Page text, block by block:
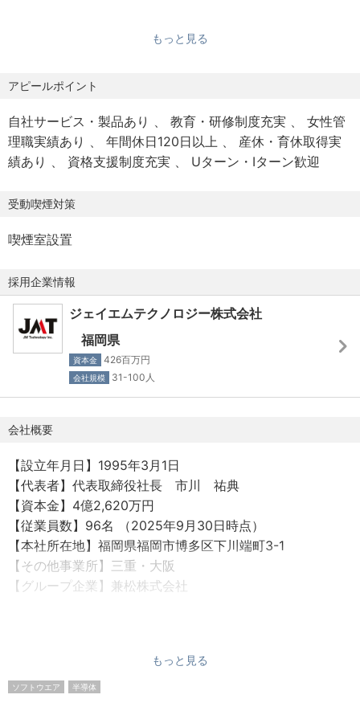
で様々です。色々な現場を経験し、幅広い知識を習得でき
②常駐型（じっくり深耕重視）：
特定のお客様先に一定期間常駐するスタイル。
お客様と深い信頼関係を築きながら、腰を据えてトラブル
対応やメンテナンスに従事できます。
20代～50代まで幅広い層の社員が働いています。
5年、10年と長く在籍している方もたくさんいます。
◎前職給与・ご経験を最大限考慮：即戦力としてのご活躍
を期待しており、これまでのキャリアを正当に評価し、年
収面でのすり合わせをしっかりと行います。
◎スピーディなキャリアアップ：マネジメントへの挑戦を
歓迎します。入社数年以内でチームリーダーやアシスタン
活かし、最先端の半導体製造プロセスに深く関わることが
-------入社後は--------
これまでのご経験を最大限に尊重いたします。入社後の研
修（会社規定やシステム等）を経た後、お持ちのスキルレ
ベルに合わせて、即戦力としてプロジェクトに参画してい
ただきます。現場の状況を把握いただいた後は、ご自身の
裁量で業務の段取りを組み、早期にコアメンバーとしてご
ージャーへの抜擢事例あり。
※試用期間3カ月 （同条件）
【給与】
※経験・スキル・年齢を考慮し、当社規程により優遇しま
※3カ月間の試用期間あり。期間中の待遇に変更はありませ
※プラスして支払われる手当・インセンティブや年間の成績
されます。その額は数十万円になることも。モチベーショ
ンアップにつながっています。
【待遇・福利厚生】
■昇給（年1回）
■賞与（年2回／6月・12月）
■交通費100％支給
■出張手当
■出産育児制度
■私服通勤可
■制服貸与
■ライセンス報奨金制度
■慶弔金支給（結婚祝金、出産祝金、弔慰金）
■各種社内研修
＜年間休日125日！＞
・プロジェクトマネジメント、またはチームマネジメント
もっと見る
アピールポイント
自社サービス・製品あり 教育・研修制度充実
女性管
理職実績あり
年間休日120日以上
産休・育休取得実
績あり
資格支援制度充実 Uターン・Iターン歓迎
受動喫煙対策
喫煙室設置
採用企業情報
ジェイエムテクノロジー株式会社
福岡県
資本金 426百万円
会社規模 31-100人
会社概要
【設立年月日】1995年3月1日
【代表者】代表取締役社長 市川 祐典
【資本金】4億2,620万円
【従業員数】96名 （2025年9月30日時点）
【本社所在地】福岡県福岡市博多区下川端町3-1
【その他事業所】三重・大阪
【グループ企業】兼松株式会社
■RPA（ロボオペレータ）
もっと見る
ソフトウエア 半導体